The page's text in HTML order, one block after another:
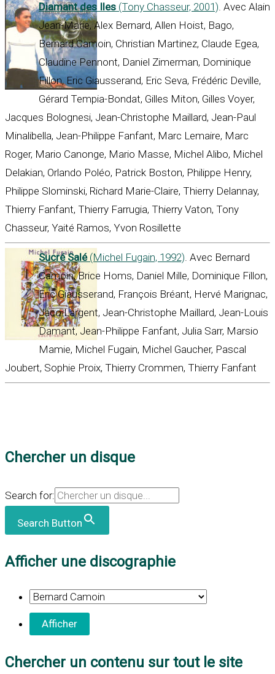
Diamant des Iles (Tony Chasseur, 2001). Avec Alain
Jean-Marie, Alex Bernard, Allen Hoist, Bago,
Bernard Camoin, Christian Martinez, Claude Egea,
Claudine Pennont, Daniel Zimerman, Dominique
Fillon, Eric Giausserand, Eric Seva, Frédéric Deville,
Gérard Tempia-Bondat, Gilles Miton, Gilles Voyer,
Jacques Bolognesi, Jean-Christophe Maillard, Jean-Paul
Minalibella, Jean-Philippe Fanfant, Marc Lemaire, Marc
Roger, Mario Canonge, Mario Masse, Michel Alibo, Michel
Delakian, Orlando Poléo, Patrick Boston, Philippe Henry,
Philippe Slominski, Richard Marie-Claire, Thierry Delannay,
Thierry Fanfant, Thierry Farrugia, Thierry Vaton, Tony
Chasseur, Yaité Ramos, Yvon Rosillette
Sucré Salé(Michel Fugain, 1992). Avec Bernard
Camoin, Brice Homs, Daniel Mille, Dominique Fillon,
Eric Giausserand, François Bréant, Hervé Marignac,
Jaco Largent, Jean-Christophe Maillard, Jean-Louis
Damant, Jean-Philippe Fanfant, Julia Sarr, Marsio
Mamie, Michel Fugain, Michel Gaucher, Pascal
Joubert, Sophie Proix, Thierry Crommen, Thierry Fanfant
Chercher un disque
Search for:
Search Button
Afficher une discographie
Chercher un contenu sur tout le site